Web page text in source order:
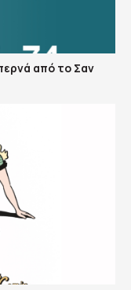
από το Σαν